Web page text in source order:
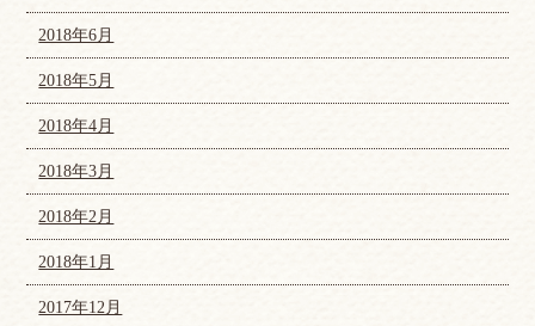
2018年6月
2018年5月
2018年4月
2018年3月
2018年2月
2018年1月
2017年12月